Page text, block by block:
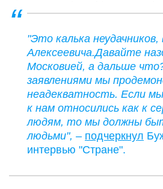
"Это калька
Алексеевича.Давайте
Московией, а дальше
заявлениями мы
неадекватность. Если
к нам относились как к
людям, то мы должны
людьми", – подчеркнул
интервью "Стране".